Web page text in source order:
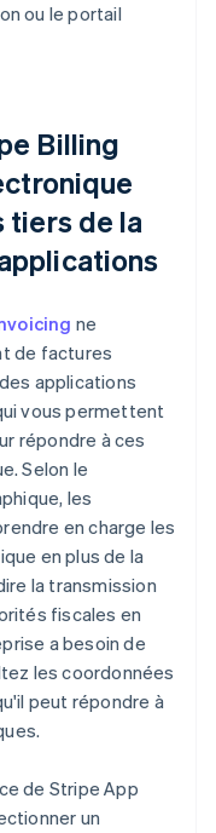
ou le portail
Billing
tiers de la
ne
de factures
applications
vous permettent
répondre à ces
Selon le
les
en charge les
en plus de la
la transmission
fiscales en
a besoin de
les coordonnées
peut répondre à
de Stripe App
un